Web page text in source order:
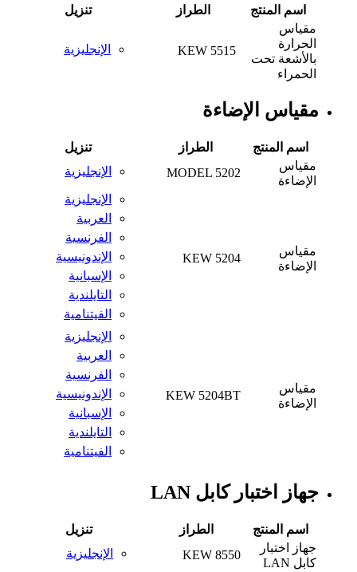
اسم المنتج الطراز
تنزيل
مقياس
الحرارة
بالأشعة تحت
الحمراء
KEW 5515 الإنجليزية
مقياس الإضاءة
اسم المنتج الطراز
تنزيل
مقياس
الإضاءة
MODEL 5202 الإنجليزية
مقياس
الإضاءة
KEW 5204
الإنجليزية
العربية
الفرنسية
الإندونيسية
الإسبانية
التايلندية
الفيتنامية
مقياس
الإضاءة
KEW 5204BT
الإنجليزية
العربية
الفرنسية
الإندونيسية
الإسبانية
التايلندية
الفيتنامية
جهاز اختبار كابل LAN
اسم المنتج الطراز
تنزيل
جهاز اختبار
كابل LAN
KEW 8550 الإنجليزية